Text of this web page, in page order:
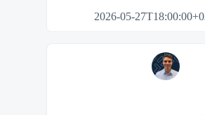
2026-05-